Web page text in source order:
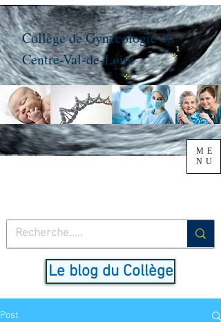
Le blog du Collège
ME
NU
Collège de Gynécologie du
Centre-Val-de-Loire
Post